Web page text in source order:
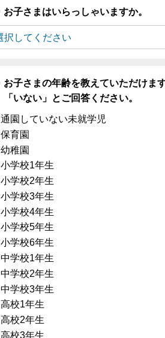
お子さまはいらっしゃいますか。
お子さまの年齢を教えていただけま
「いない」とご回答ください。
通園していない未就学児
保育園
幼稚園
小学校1年生
小学校2年生
小学校3年生
小学校4年生
小学校5年生
小学校6年生
中学校1年生
中学校2年生
中学校3年生
高校1年生
高校2年生
高校3年生